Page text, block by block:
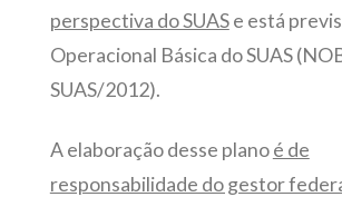
perspectiva do SUASe está
Operacional Básica do SUAS
SUAS/2012).
A elaboração desse planoé de
responsabilidade do gestor